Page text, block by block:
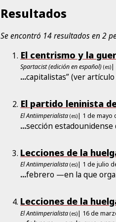
Resultados
Se encontró 14 resultados en 2
El centrismo y la
Spartacist (edición en español) (es)|
...capitalistas” (ver
El partido leninista
El Antiimperialista (es)| 1 de mayo
...sección estadounidense
Lecciones de la
El Antiimperialista (es)| 1 de julio
...febrero —en la que
Lecciones de la
El Antiimperialista (es)| 16 de